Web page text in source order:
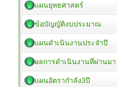
แผนยุทธศาสตร์
ข้อบัญญัติงบประมาณ
แผนดำเนินงานประจำปี
ผลการดำเนินงานที่ผ่านมา
แผนอัตรากำลัง3ปี